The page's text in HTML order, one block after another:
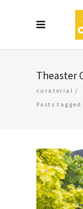
Theaster
curatorial /
Posts